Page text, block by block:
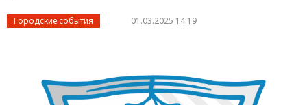
Городские события 01.03.2025 14:19